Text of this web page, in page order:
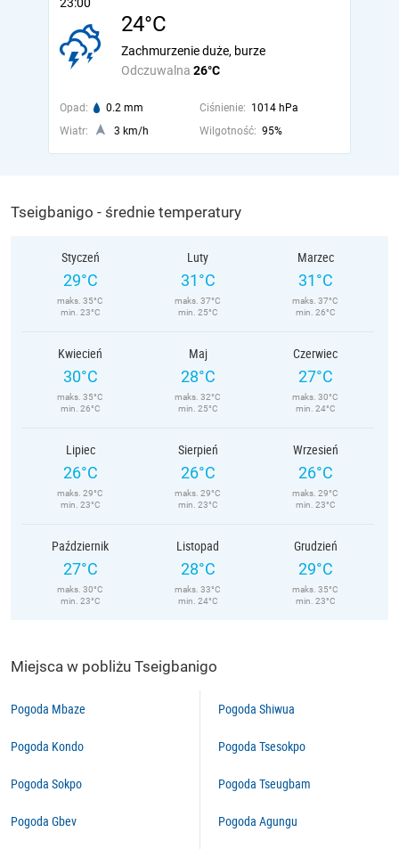
24°C
Odczuwalna 26°C
Zachmurzenie duże, burze
Opad: 0.2 mm Ciśnienie: 1014 hPa
Wiatr:
3 km/h Wilgotność: 95%
Tseigbanigo - średnie temperatury
Styczeń
29°C
maks. 35°C
min. 23°C
Luty
31°C
maks. 37°C
min. 25°C
Marzec
31°C
maks. 37°C
min. 26°C
Kwiecień
30°C
maks. 35°C
min. 26°C
Maj
28°C
maks. 32°C
min. 25°C
Czerwiec
27°C
maks. 30°C
min. 24°C
Lipiec
26°C
maks. 29°C
min. 23°C
Sierpień
26°C
maks. 29°C
min. 23°C
Wrzesień
26°C
maks. 29°C
min. 23°C
Październik
27°C
maks. 30°C
min. 23°C
Listopad
28°C
maks. 33°C
min. 24°C
Grudzień
29°C
maks. 35°C
min. 23°C
Miejsca w pobliżu Tseigbanigo
Pogoda Mbaze
Pogoda Kondo
Pogoda Sokpo
Pogoda Gbev
Pogoda Shiwua
Pogoda Tsesokpo
Pogoda Tseugbam
Pogoda Agungu